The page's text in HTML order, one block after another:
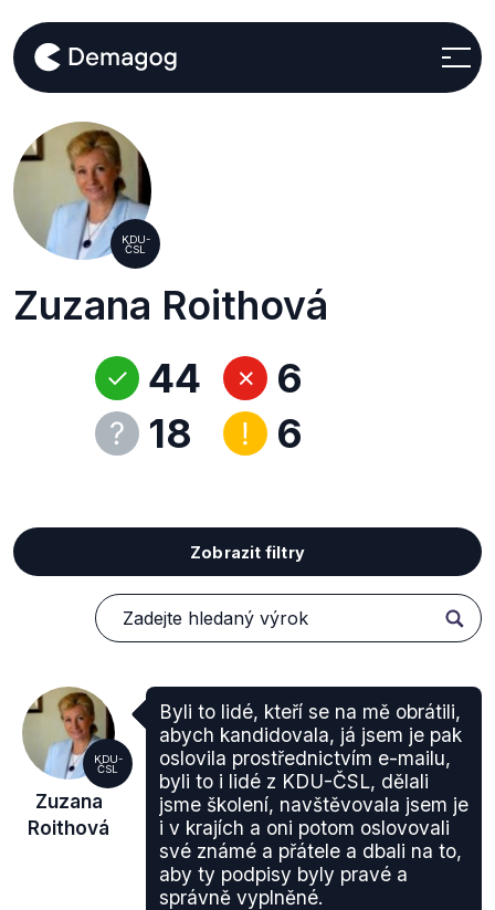
KDU-
ČSL
Zuzana Roithová
44
18
6
6
Zobrazit filtry
KDU-
ČSL
Zuzana
Roithová
Byli to lidé, kteří se na mě obrátili,
abych kandidovala, já jsem je pak
oslovila prostřednictvím e-mailu,
byli to i lidé z KDU-ČSL, dělali
jsme školení, navštěvovala jsem je
i v krajích a oni potom oslovovali
své známé a přátele a dbali na to,
aby ty podpisy byly pravé a
správně vyplněné.